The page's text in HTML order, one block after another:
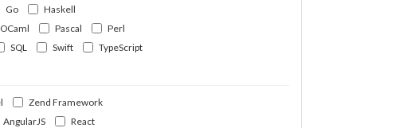
Go
Haskell
OCaml Pascal
Perl
SQL Swift
TypeScript
Zend Framework
AngularJS
React